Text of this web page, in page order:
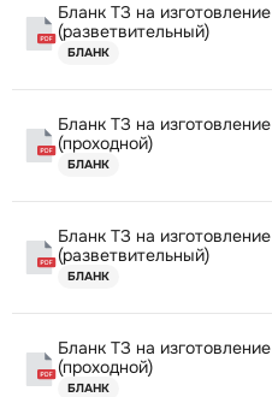
Бланк ТЗ на
(разветвительный)
БЛАНК
Бланк ТЗ на
(проходной)
БЛАНК
Бланк ТЗ на
(разветвительный)
БЛАНК
Бланк ТЗ на
(проходной)
БЛАНК